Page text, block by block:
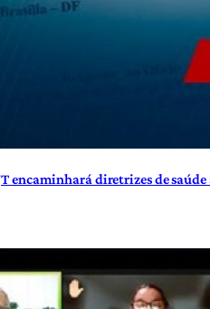
encaminhará diretrizes de